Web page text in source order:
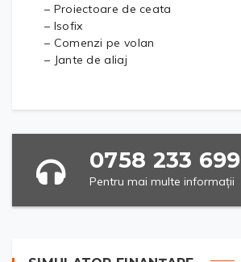
– Proiectoare de ceata
– Isofix
– Comenzi pe volan
– Jante de aliaj
0758 233 699
Pentru mai multe informații